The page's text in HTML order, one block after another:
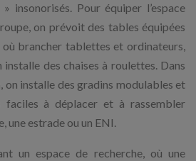
insonorisés. Pour équiper l’espace
on prévoit des tables équipées
brancher tablettes et ordinateurs,
installe des chaises à roulettes. Dans
on installe des gradins modulables et
faciles à déplacer et à rassembler
une estrade ou un ENI.
un espace de recherche, où une